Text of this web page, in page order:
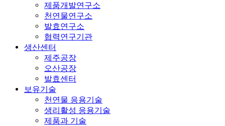
제품개발연구소
천연물연구소
발효연구소
협력연구기관
생산센터
제주공장
오산공장
발효센터
보유기술
천연물 응용기술
생리활성 응용기술
제품과 기술